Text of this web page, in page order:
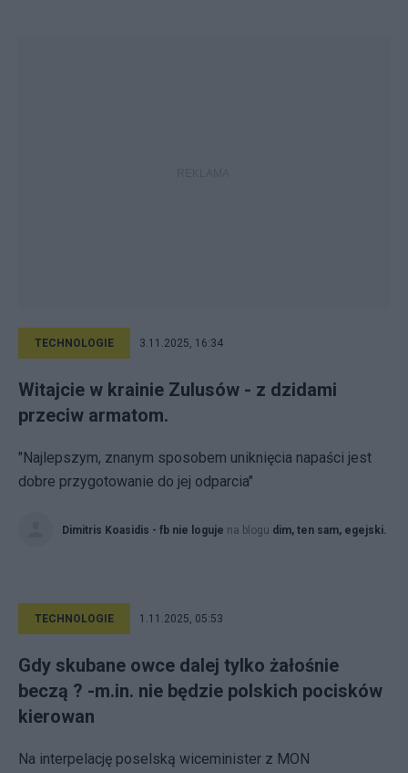
TECHNOLOGIE 3.11.2025, 16:34
Witajcie w krainie Zulusów - z dzidami
przeciw armatom.
"Najlepszym, znanym sposobem uniknięcia napaści jest
dobre przygotowanie do jej odparcia"
Dimitris Koasidis - fb nie loguje na blogu dim, ten sam, egejski.
TECHNOLOGIE 1.11.2025, 05:53
Gdy skubane owce dalej tylko żałośnie
beczą ? -m.in. nie będzie polskich pocisków
kierowan
Na interpelację poselską wiceminister z MON